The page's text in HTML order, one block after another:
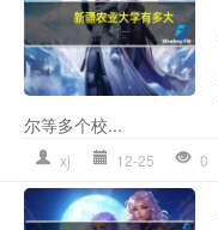
尔等多个校...
xj 12-25 0